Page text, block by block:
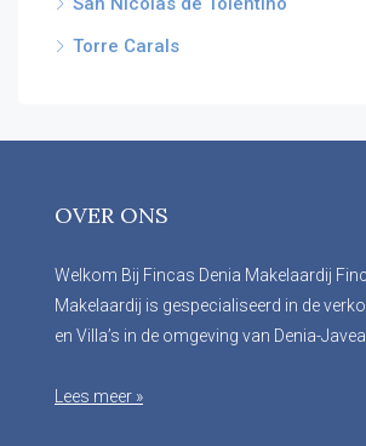
Torre Carals
OVER ONS
Welkom Bij Fincas Denia Makelaardij
Makelaardij is gespecialiseerd in de
en Villa’s in de omgeving van Denia-
Lees meer »